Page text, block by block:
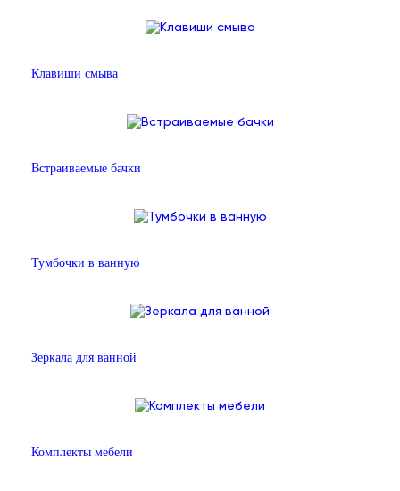
Клавиши смыва
Встраиваемые бачки
Тумбочки в ванную
Зеркала для ванной
Комплекты мебели